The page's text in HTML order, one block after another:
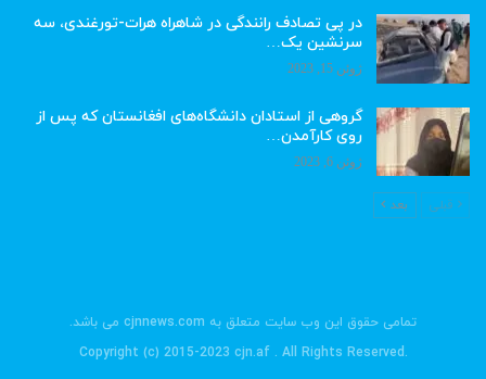
در پی تصادف رانندگی در شاهراه هرات-تورغندی، سه
سرنشین یک…
ژوئن 15, 2023
گروهی از استادان دانشگاه‌های افغانستان که پس از
روی کارآمدن…
ژوئن 6, 2023
قبلی بعد
تمامی حقوق این وب سایت متعلق به cjnnews.com می باشد.
.Copyright (c) 2015-2023 cjn.af . All Rights Reserved